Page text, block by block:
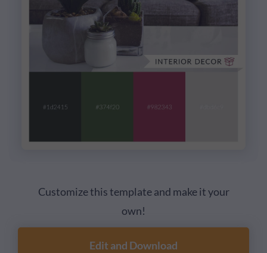
Customize this template and make it your
own!
Edit and Download